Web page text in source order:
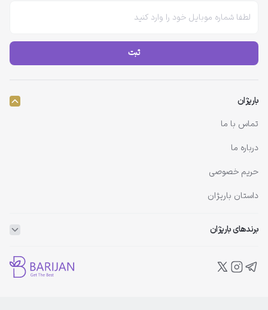
ثبت
باریژان
تماس با ما
درباره ما
حریم خصوصی
داستان باریژان
برندهای باریژان
ویتالیر